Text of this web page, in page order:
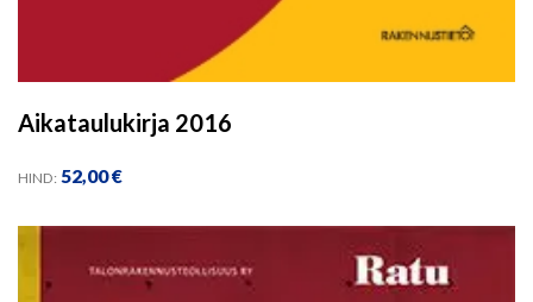
Aikataulukirja 2016
HIND: 52,00€